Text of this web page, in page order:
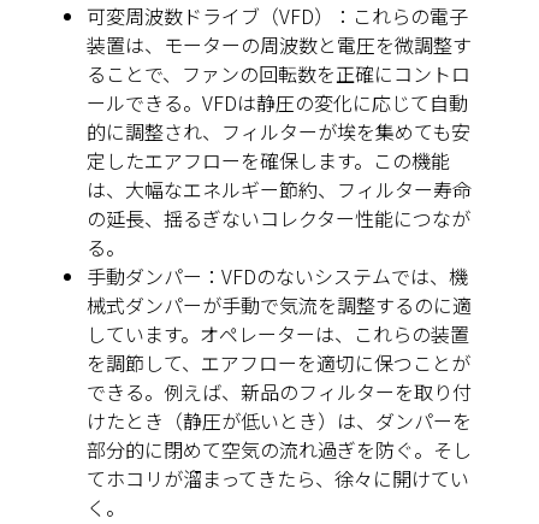
可変周波数ドライブ（VFD）：これらの電子
装置は、モーターの周波数と電圧を微調整す
ることで、ファンの回転数を正確にコントロ
ールできる。VFDは静圧の変化に応じて自動
的に調整され、フィルターが埃を集めても安
定したエアフローを確保します。この機能
は、大幅なエネルギー節約、フィルター寿命
の延長、揺るぎないコレクター性能につなが
る。
手動ダンパー：VFDのないシステムでは、機
械式ダンパーが手動で気流を調整するのに適
しています。オペレーターは、これらの装置
を調節して、エアフローを適切に保つことが
できる。例えば、新品のフィルターを取り付
けたとき（静圧が低いとき）は、ダンパーを
部分的に閉めて空気の流れ過ぎを防ぐ。そし
てホコリが溜まってきたら、徐々に開けてい
く。